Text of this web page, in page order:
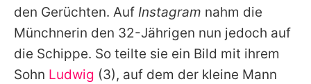
Redaktionelle Richtlinien
Impressum
Datenschutzerklärung
den Gerüchten. Auf Instagram nahm die
Münchnerin den 32-Jährigen nun jedoch auf
die Schippe. So teilte sie ein Bild mit ihrem
Sohn Ludwig (3), auf dem der kleine Mann